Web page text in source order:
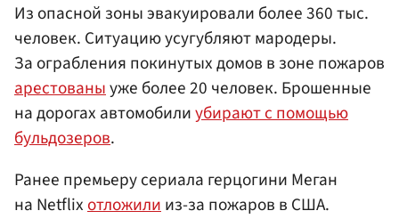
Из опасной зоны эвакуировали более 360 тыс.
человек. Ситуацию усугубляют мародеры.
За ограбления покинутых домов в зоне пожаров
арестованыуже более 20 человек. Брошенные
на дорогах автомобилиубирают с помощью
бульдозеров.
Ранее премьеру сериала герцогини Меган
на Netflixотложилииз-за пожаров в США.